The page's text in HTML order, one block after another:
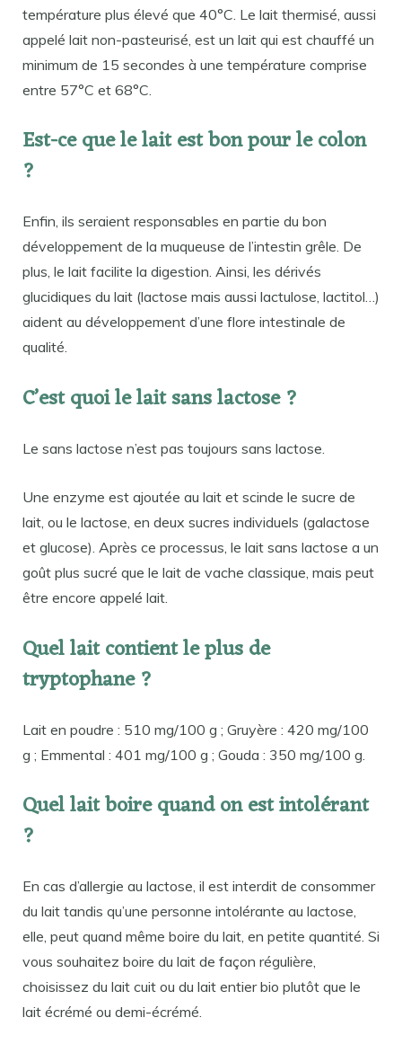
température plus élevé que 40°C. Le lait thermisé, aussi
appelé lait non-pasteurisé, est un lait qui est chauffé un
minimum de 15 secondes à une température comprise
entre 57°C et 68°C.
Est-ce que le lait est bon pour le colon
?
Enfin, ils seraient responsables en partie du bon
développement de la muqueuse de l’intestin grêle. De
plus, le lait facilite la digestion. Ainsi, les dérivés
glucidiques du lait (lactose mais aussi lactulose, lactitol…)
aident au développement d’une flore intestinale de
qualité.
C’est quoi le lait sans lactose ?
Le sans lactose n’est pas toujours sans lactose.
Une enzyme est ajoutée au lait et scinde le sucre de
lait, ou le lactose, en deux sucres individuels (galactose
et glucose). Après ce processus, le lait sans lactose a un
goût plus sucré que le lait de vache classique, mais peut
être encore appelé lait.
Quel lait contient le plus de
tryptophane ?
Lait en poudre : 510 mg/100 g ; Gruyère : 420 mg/100
g ; Emmental : 401 mg/100 g ; Gouda : 350 mg/100 g.
Quel lait boire quand on est intolérant
?
En cas d’allergie au lactose, il est interdit de consommer
du lait tandis qu’une personne intolérante au lactose,
elle, peut quand même boire du lait, en petite quantité. Si
vous souhaitez boire du lait de façon régulière,
choisissez du lait cuit ou du lait entier bio plutôt que le
lait écrémé ou demi-écrémé.